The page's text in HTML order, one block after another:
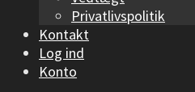
Privatlivspolitik
Kontakt
Log ind
Konto